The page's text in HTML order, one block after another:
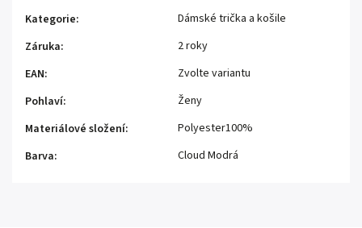
Kategorie:
Dámské trička a košile
Záruka:
2 roky
EAN:
Zvolte variantu
Pohlaví:
Ženy
Materiálové složení:
Polyester100%
Barva: Cloud Modrá